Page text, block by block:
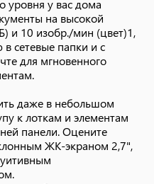
уровня у вас дома
на высокой
и 10 изобр./мин (цвет)1,
сетевые папки и с
для мгновенного
даже в небольшом
к лоткам и элементам
панели. Оцените
ЖК-экраном 2,7",